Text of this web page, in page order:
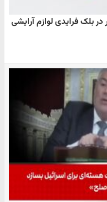
در بلک فرایدی لوازم آرایشی